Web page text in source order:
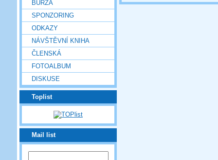
BURZA
SPONZORING
ODKAZY
NÁVŠTĚVNÍ KNIHA
ČLENSKÁ
FOTOALBUM
DISKUSE
Toplist
Mail list